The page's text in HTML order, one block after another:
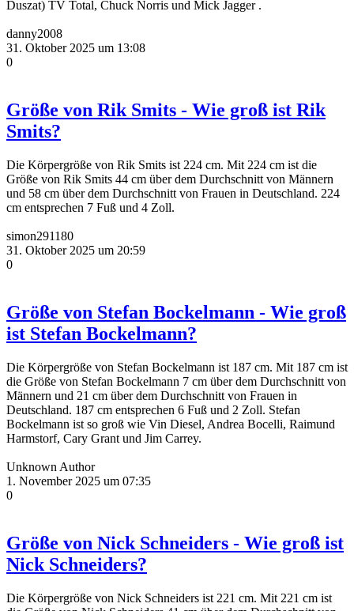
Duszat) TV Total, Chuck Norris und Mick Jagger .
danny2008
31. Oktober 2025 um 13:08
0
Größe von Rik Smits - Wie groß ist Rik
Smits?
Die Körpergröße von Rik Smits ist 224 cm. Mit 224 cm ist die
Größe von Rik Smits 44 cm über dem Durchschnitt von Männern
und 58 cm über dem Durchschnitt von Frauen in Deutschland. 224
cm entsprechen 7 Fuß und 4 Zoll.
simon291180
31. Oktober 2025 um 20:59
0
Größe von Stefan Bockelmann - Wie groß
ist Stefan Bockelmann?
Die Körpergröße von Stefan Bockelmann ist 187 cm. Mit 187 cm ist
die Größe von Stefan Bockelmann 7 cm über dem Durchschnitt von
Männern und 21 cm über dem Durchschnitt von Frauen in
Deutschland. 187 cm entsprechen 6 Fuß und 2 Zoll. Stefan
Bockelmann ist so groß wie Vin Diesel, Andrea Bocelli, Raimund
Harmstorf, Cary Grant und Jim Carrey.
Unknown Author
1. November 2025 um 07:35
0
Größe von Nick Schneiders - Wie groß ist
Nick Schneiders?
Die Körpergröße von Nick Schneiders ist 221 cm. Mit 221 cm ist